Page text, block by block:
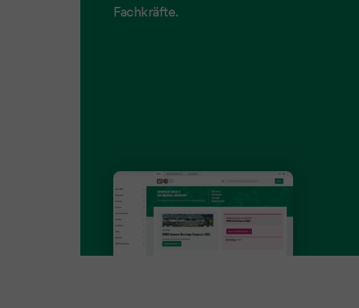
Fachkräfte.
Mehr erfahren